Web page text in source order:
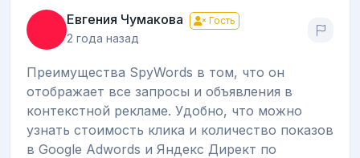
Евгения Чумакова Гость
2 года назад
Преимущества SpyWords в том, что он
отображает все запросы и объявления в
контекстной рекламе. Удобно, что можно
узнать стоимость клика и количество показов
в Google Adwords и Яндекс Директ по